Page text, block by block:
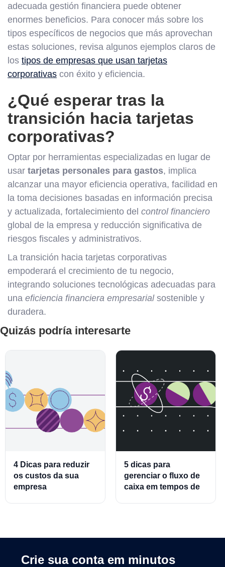
adecuada gestión financiera puede obtener
enormes beneficios. Para conocer más sobre los
tipos específicos de negocios que más aprovechan
estas soluciones, revisa algunos ejemplos claros de
los tipos de empresas que usan tarjetas
corporativas con éxito y eficiencia.
¿Qué esperar tras la
transición hacia tarjetas
corporativas?
Optar por herramientas especializadas en lugar de
usar tarjetas personales para gastos, implica
alcanzar una mayor eficiencia operativa, facilidad en
la toma decisiones basadas en información precisa
y actualizada, fortalecimiento del control financiero
global de la empresa y reducción significativa de
riesgos fiscales y administrativos.
La transición hacia tarjetas corporativas
empoderará el crecimiento de tu negocio,
integrando soluciones tecnológicas adecuadas para
una eficiencia financiera empresarialsostenible y
duradera.
Quizás podría interesarte
4 Dicas para reduzir
os custos da sua
empresa
5 dicas para
gerenciar o fluxo de
caixa em tempos de
Crie sua conta em minutos